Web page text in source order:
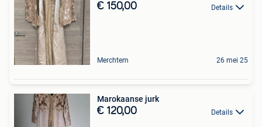
€ 150,00 Details
Merchtem 26 mei 25
Marokaanse jurk
€ 120,00 Details